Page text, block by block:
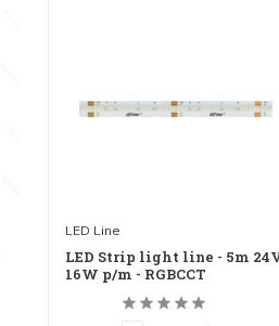
LED Line
LED Strip light line - 5m
16W p/m - RGBCCT